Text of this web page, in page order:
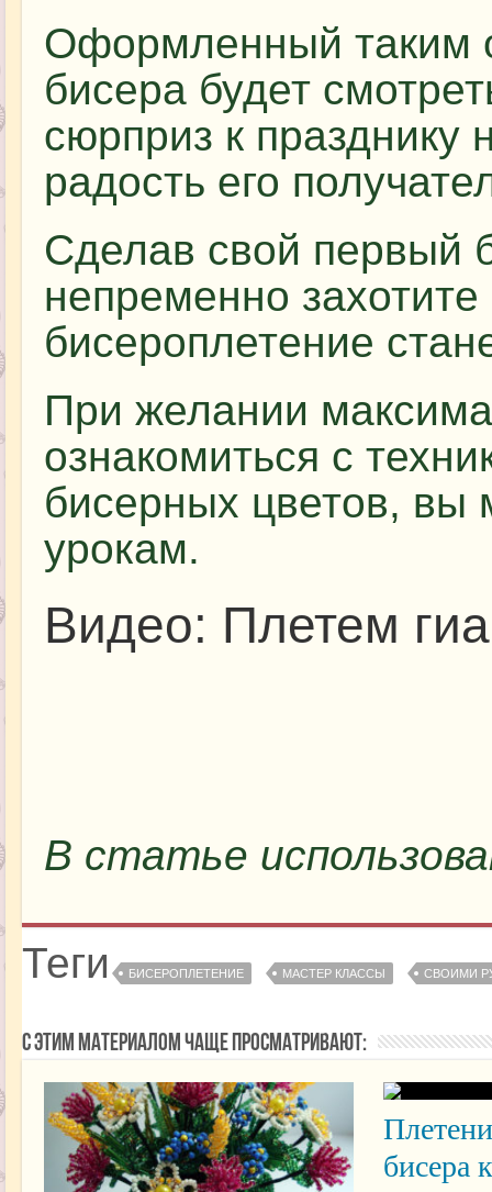
Оформленный таким
бисера будет
сюрприз к празднику
радость его
Сделав свой первый
непременно
бисероплетение
При желании
ознакомиться с
бисерных цветов, вы
урокам.
Видео: Плетем
В статье
Теги БИСЕРОПЛЕТЕНИЕ МАСТЕР КЛАССЫ СВОИМИ
С этим материалом чаще просматривают:
бисера к